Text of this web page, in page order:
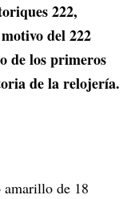
222,
del 222
de los primeros
de la relojería.
amarillo de 18